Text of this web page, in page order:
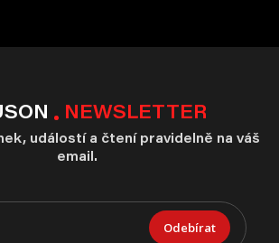
NEWSLETTER
událostí a čtení pravidelně na váš
email.
Odebírat